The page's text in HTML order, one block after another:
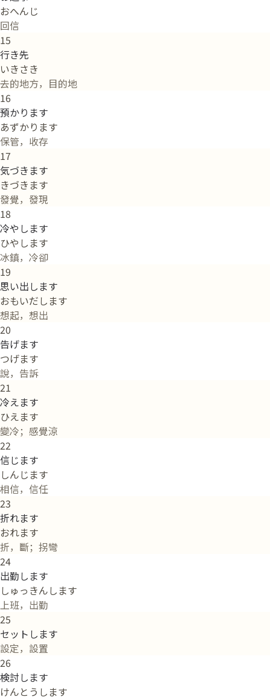
おへんじ
回信
15
行き先
いきさき
去的地方，目的地
16
預かります
あずかります
保管，收存
17
気づきます
きづきます
發覺，發現
18
冷やします
ひやします
冰鎮，冷卻
19
思い出します
おもいだします
想起，想出
20
告げます
つげます
說，告訴
21
冷えます
ひえます
變冷；感覺涼
22
信じます
しんじます
相信，信任
23
折れます
おれます
折，斷；拐彎
24
出勤します
しゅっきんします
上班，出勤
25
セットします
設定，設置
26
検討します
けんとうします